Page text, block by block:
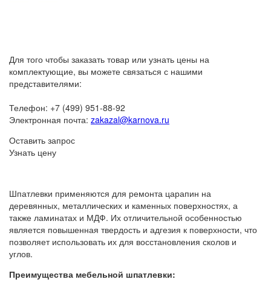
Для того чтобы заказать товар или узнать цены на
комплектующие, вы можете связаться с нашими
представителями:
Телефон: +7 (499) 951-88-92
Электронная почта: zakazal@karnova.ru
Оставить запрос
Узнать цену
Шпатлевки применяются для ремонта царапин на
деревянных, металлических и каменных поверхностях, а
также ламинатах и МДФ. Их отличительной особенностью
является повышенная твердость и адгезия к поверхности, что
позволяет использовать их для восстановления сколов и
углов.
Преимущества мебельной шпатлевки: